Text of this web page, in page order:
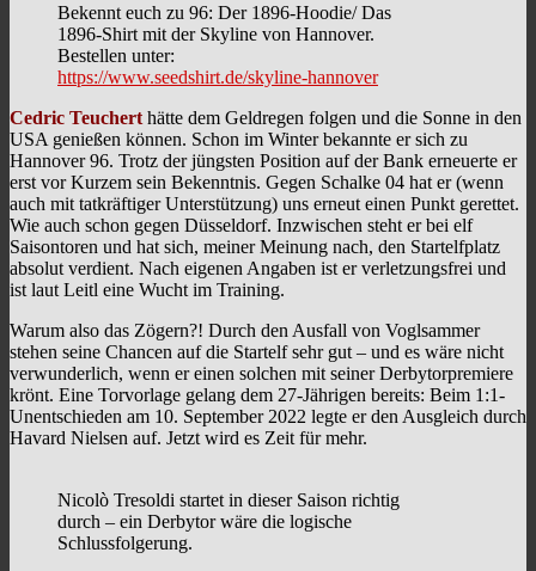
Bekennt euch zu 96: Der 1896-Hoodie/ Das
1896-Shirt mit der Skyline von Hannover.
Bestellen unter:
https://www.seedshirt.de/skyline-hannover
Cedric Teuchert hätte dem Geldregen folgen und die Sonne in den
USA genießen können. Schon im Winter bekannte er sich zu
Hannover 96. Trotz der jüngsten Position auf der Bank erneuerte er
erst vor Kurzem sein Bekenntnis. Gegen Schalke 04 hat er (wenn
auch mit tatkräftiger Unterstützung) uns erneut einen Punkt gerettet.
Wie auch schon gegen Düsseldorf. Inzwischen steht er bei elf
Saisontoren und hat sich, meiner Meinung nach, den Startelfplatz
absolut verdient. Nach eigenen Angaben ist er verletzungsfrei und
ist laut Leitl eine Wucht im Training.
Warum also das Zögern?! Durch den Ausfall von Voglsammer
stehen seine Chancen auf die Startelf sehr gut – und es wäre nicht
verwunderlich, wenn er einen solchen mit seiner Derbytorpremiere
krönt. Eine Torvorlage gelang dem 27-Jährigen bereits: Beim 1:1-
Unentschieden am 10. September 2022 legte er den Ausgleich durch
Havard Nielsen auf. Jetzt wird es Zeit für mehr.
Nicolò Tresoldi startet in dieser Saison richtig
durch – ein Derbytor wäre die logische
Schlussfolgerung.